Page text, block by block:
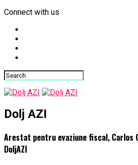
Connect with us
Dolj AZI
Arestat pentru evaziune fiscal, Carlos
DoljAZI